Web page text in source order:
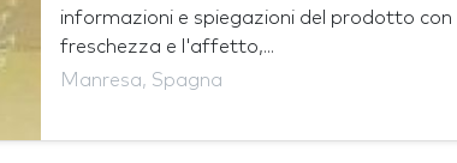
informazioni e spiegazioni del prodotto
freschezza e l'affetto,...
Manresa, Spagna